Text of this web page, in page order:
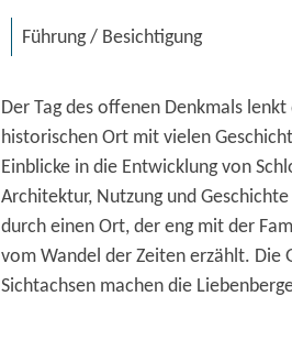
Führung / Besichtigung
Der Tag des offenen Denkmals
historischen Ort mit vielen
Einblicke in die Entwicklung von
Architektur, Nutzung und
durch einen Ort, der eng mit der
vom Wandel der Zeiten erzählt. Die
Sichtachsen machen die